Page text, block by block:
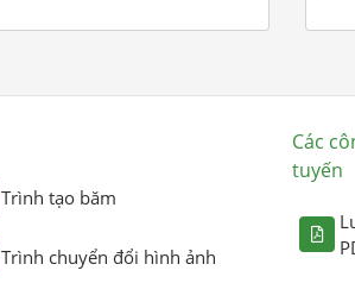
Trình tạo băm
Trình chuyển đổi hình ảnh
Các
tuyến